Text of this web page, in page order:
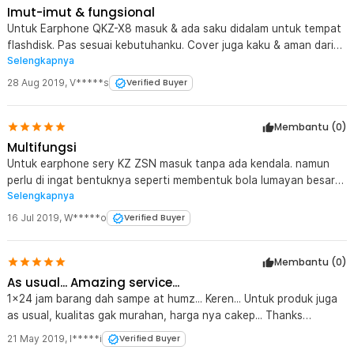
Imut-imut & fungsional
Untuk Earphone QKZ-X8 masuk & ada saku didalam untuk tempat
flashdisk. Pas sesuai kebutuhanku. Cover juga kaku & aman dari
benturan untuk earphone di dalamnya apabila dimasukan jadi satu
di dalam tas. Namun ada kekurangan (99% sama dengan di foto),
tidak ada tempat untuk pengait seperti contoh di foto.
Selengkapnya
28 Aug 2019, V*****s Verified Buyer
Membantu (0)
Multifungsi
Untuk earphone sery KZ ZSN masuk tanpa ada kendala. namun
perlu di ingat bentuknya seperti membentuk bola lumayan besar
serta tidak ada media buat di gantung.
Selengkapnya
16 Jul 2019, W*****o Verified Buyer
Membantu (0)
As usual... Amazing service...
1x24 jam barang dah sampe at humz... Keren... Untuk produk juga
as usual, kualitas gak murahan, harga nya cakep... Thanks
21 May 2019, I*****i Verified Buyer